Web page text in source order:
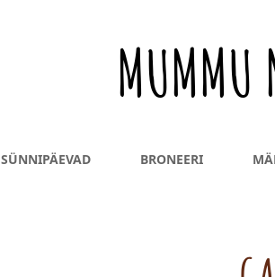
MUMMU
SÜNNIPÄEVAD BRONEERI